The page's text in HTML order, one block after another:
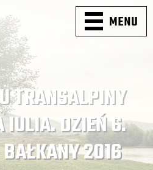
TRANSALPINY
IULIA. DZIEŃ 6.
2016